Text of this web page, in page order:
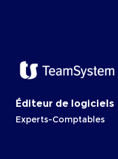
Éditeur de logiciels
Experts-Comptables